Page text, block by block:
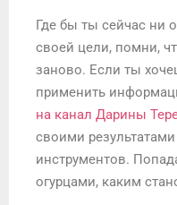
Где бы ты сейчас ни
своей цели, помни,
заново. Если ты
применить
на канал Дарины
своими
инструментов.
огурцами, каким